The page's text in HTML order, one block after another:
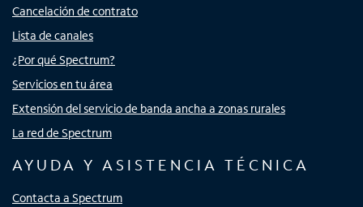
Cancelación de contrato
Lista de canales
¿Por qué Spectrum?
Servicios en tu área
Extensión del servicio de banda ancha a zonas rurales
La red de Spectrum
AYUDA Y ASISTENCIA TÉCNICA
Contacta a Spectrum